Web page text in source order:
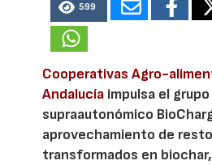
599
Cooperativas Agro-
Andalucía impulsa el
supraautonómico
aprovechamiento de
transformados en